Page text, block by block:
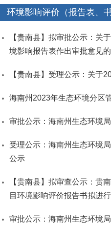
环境影响评价（报告表、书
【贵南县】拟审批公示：关
境影响报告表作出审批意见
【贵南县】受理公示：关于
海南州2023年生态环境分区
审批公示：海南州生态环境
受理公示：海南州生态环境
公示
【贵南县】拟审查公示：贵
目环境影响评价报告书拟进
审批公示：海南州生态环境